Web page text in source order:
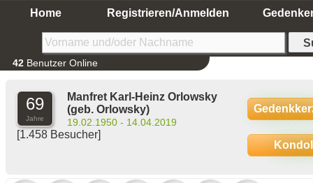
Home Registrieren/Anmelden
42 Benutzer Online
69
Jahre
Manfret Karl-Heinz Orlowsky
(geb. Orlowsky)
19.02.1950 - 14.04.2019
[1.458 Besucher]